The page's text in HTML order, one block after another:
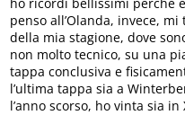
penso all’Olanda, invece,
della mia stagione, dove
non molto tecnico, su una
tappa conclusiva e
l’ultima tappa sia a
l’anno scorso, ho vinta sia in